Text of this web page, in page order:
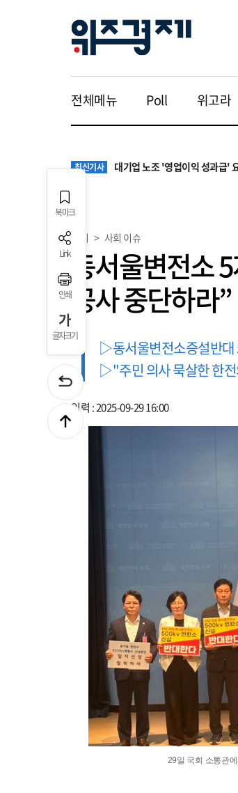
전체메뉴 Poll 위고라
최신기사 대기업 노조 '영업이익 성과급'
최신기사
북마크
Link
인쇄
글자크기
사회 > 사회 이슈
동서울변전소
공사 중단하라”
▷동서울변전소증설반대
▷"주민 의사 묵살한 한
입력 : 2025-09-29 16:00
29일 국회 소통관